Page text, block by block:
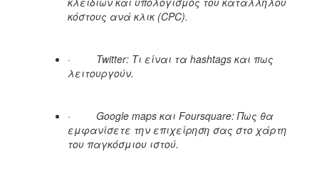
κόστους ανά κλικ (CPC).
· Twitter: Τι είναι τα hashtags και πως
λειτουργούν.
· Google maps και Foursquare: Πως θα
εμφανίσετε την επιχείρηση σας στο χάρτη
του παγκόσμιου ιστού.